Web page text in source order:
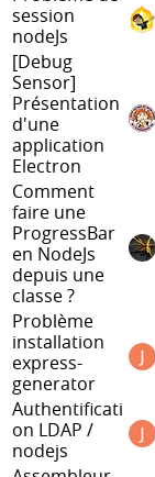
session
nodeJs
[Debug
Sensor]
Présentation
d'une
application
Electron
Comment
faire une
ProgressBar
en NodeJs
depuis une
classe ?
Problème
installation
express-
generator
Authentificati
on LDAP /
nodejs